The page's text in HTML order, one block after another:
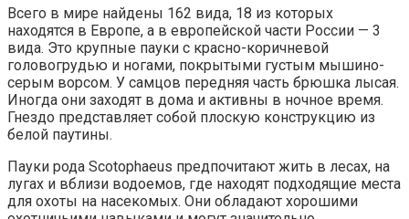
Всего в мире найдены 162 вида, 18 из которых
находятся в Европе, а в европейской части России — 3
вида. Это крупные пауки с красно-коричневой
головогрудью и ногами, покрытыми густым мышино-
серым ворсом. У самцов передняя часть брюшка лысая.
Иногда они заходят в дома и активны в ночное время.
Гнездо представляет собой плоскую конструкцию из
белой паутины.
Пауки рода Scotophaeus предпочитают жить в лесах, на
лугах и вблизи водоемов, где находят подходящие места
для охоты на насекомых. Они обладают хорошими